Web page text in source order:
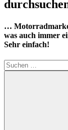
…
was auch immer
Sehr einfach!
Suchen
nach: